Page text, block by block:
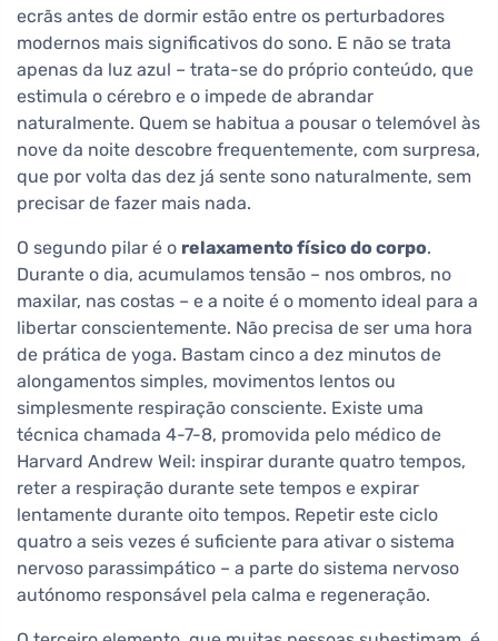
ecrãs antes de dormir estão entre os perturbadores
modernos mais significativos do sono. E não se trata
apenas da luz azul – trata-se do próprio conteúdo, que
estimula o cérebro e o impede de abrandar
naturalmente. Quem se habitua a pousar o telemóvel às
nove da noite descobre frequentemente, com surpresa,
que por volta das dez já sente sono naturalmente, sem
precisar de fazer mais nada.
O segundo pilar é o relaxamento físico do corpo.
Durante o dia, acumulamos tensão – nos ombros, no
maxilar, nas costas – e a noite é o momento ideal para a
libertar conscientemente. Não precisa de ser uma hora
de prática de yoga. Bastam cinco a dez minutos de
alongamentos simples, movimentos lentos ou
simplesmente respiração consciente. Existe uma
técnica chamada 4-7-8, promovida pelo médico de
Harvard Andrew Weil: inspirar durante quatro tempos,
reter a respiração durante sete tempos e expirar
lentamente durante oito tempos. Repetir este ciclo
quatro a seis vezes é suficiente para ativar o sistema
nervoso parassimpático – a parte do sistema nervoso
autónomo responsável pela calma e regeneração.